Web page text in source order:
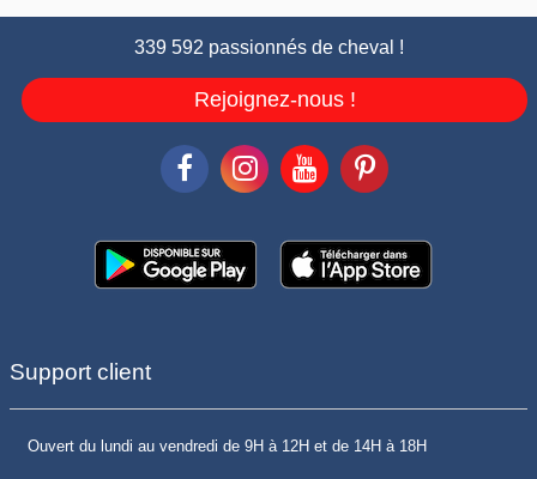
339 592 passionnés de cheval !
Rejoignez-nous !
Support client
Ouvert du lundi au vendredi de 9H à 12H et de 14H à 18H